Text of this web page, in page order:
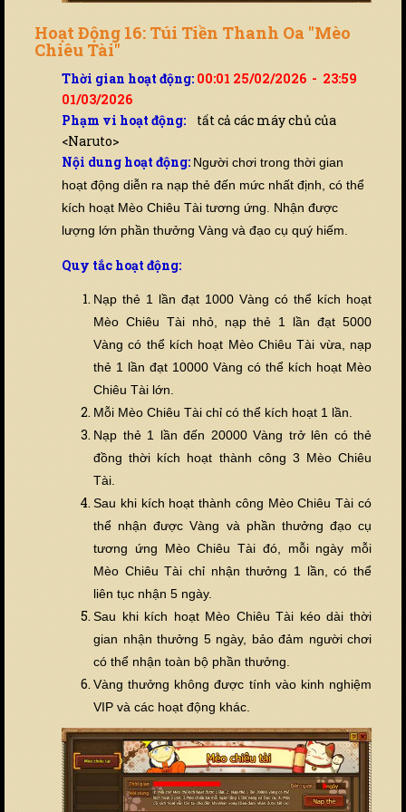
Hoạt Động 16: Túi Tiền Thanh Oa "Mèo
Chiêu Tài"
Thời gian hoạt động: 00:01 25/02/2026 - 23:59
01/03/2026
Phạm vi hoạt động: tất cả các máy chủ của
<Naruto>
Nội dung hoạt động: Người chơi trong thời gian
hoạt động diễn ra nạp thẻ đến mức nhất định, có thể
kích hoạt Mèo Chiêu Tài tương ứng. Nhận được
lượng lớn phần thưởng Vàng và đạo cụ quý hiếm.
Quy tắc hoạt động:
Nạp thẻ 1 lần đạt 1000 Vàng có thể kích hoạt
Mèo Chiêu Tài nhỏ, nạp thẻ 1 lần đạt 5000
Vàng có thể kích hoạt Mèo Chiêu Tài vừa, nạp
thẻ 1 lần đạt 10000 Vàng có thể kích hoạt Mèo
Chiêu Tài lớn.
Mỗi Mèo Chiêu Tài chỉ có thể kích hoạt 1 lần.
Nạp thẻ 1 lần đến 20000 Vàng trở lên có thẻ
đồng thời kích hoạt thành công 3 Mèo Chiêu
Tài.
Sau khi kích hoạt thành công Mèo Chiêu Tài có
thể nhận được Vàng và phần thưởng đạo cụ
tương ứng Mèo Chiêu Tài đó, mỗi ngày mỗi
Mèo Chiêu Tài chỉ nhận thưởng 1 lần, có thể
liên tục nhận 5 ngày.
Sau khi kích hoạt Mèo Chiêu Tài kéo dài thời
gian nhận thưởng 5 ngày, bảo đảm người chơi
có thể nhận toàn bộ phần thưởng.
Vàng thưởng không được tính vào kinh nghiệm
VIP và các hoạt động khác.